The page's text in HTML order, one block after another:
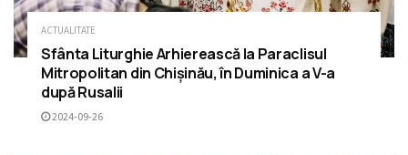
ACTUALITATE
Sfânta Liturghie Arhierească la Paraclisul
Mitropolitan din Chișinău, în Duminica a V-a
după Rusalii
2024-09-26